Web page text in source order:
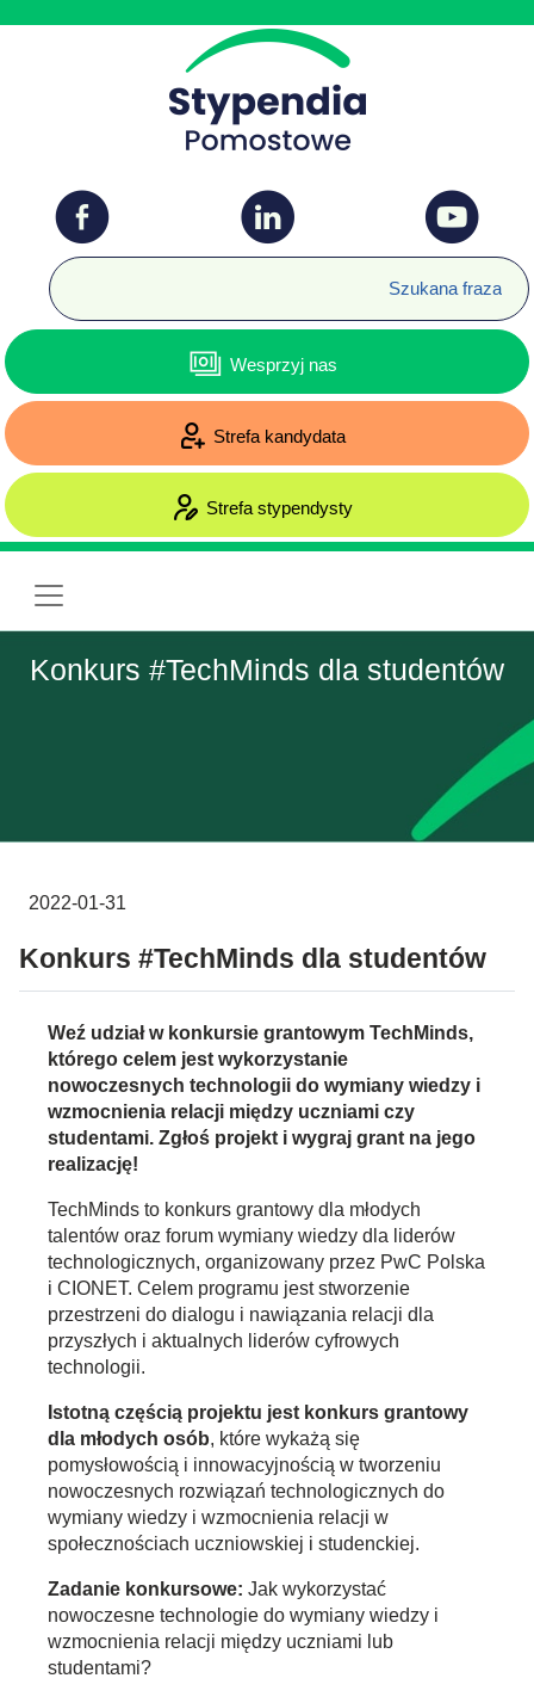
Wesprzyj nas
Strefa kandydata
Strefa stypendysty
Konkurs #TechMinds dla studentów
2022-01-31
Konkurs #TechMinds dla studentów
Weź udział w konkursie grantowym TechMinds,
którego celem jest wykorzystanie
nowoczesnych technologii do wymiany wiedzy i
wzmocnienia relacji między uczniami czy
studentami. Zgłoś projekt i wygraj grant na jego
realizację!
TechMinds to konkurs grantowy dla młodych
talentów oraz forum wymiany wiedzy dla liderów
technologicznych, organizowany przez PwC Polska
i CIONET. Celem programu jest stworzenie
przestrzeni do dialogu i nawiązania relacji dla
przyszłych i aktualnych liderów cyfrowych
technologii.
Istotną częścią projektu jest konkurs grantowy
dla młodych osób, które wykażą się
pomysłowością i innowacyjnością w tworzeniu
nowoczesnych rozwiązań technologicznych do
wymiany wiedzy i wzmocnienia relacji w
społecznościach uczniowskiej i studenckiej.
Zadanie konkursowe: Jak wykorzystać
nowoczesne technologie do wymiany wiedzy i
wzmocnienia relacji między uczniami lub
studentami?